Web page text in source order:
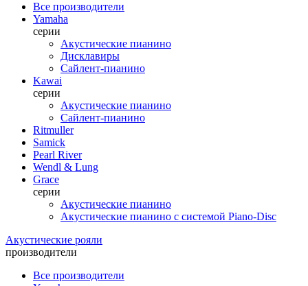
Все производители
Yamaha
серии
Акустические пианино
Дисклавиры
Сайлент-пианино
Kawai
серии
Акустические пианино
Сайлент-пианино
Ritmuller
Samick
Pearl River
Wendl & Lung
Grace
серии
Акустические пианино
Акустические пианино с системой Piano-Disc
Акустические рояли
производители
Все производители